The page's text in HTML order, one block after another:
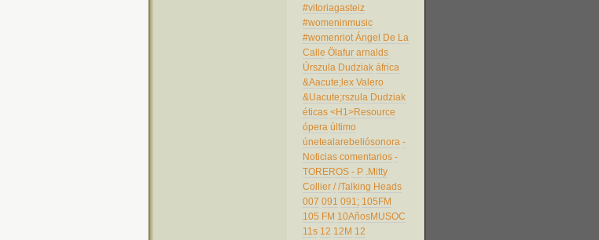
#vitoriagasteiz
#womeninmusic
#womenriot Ángel De La
Calle Ölafur arnalds
Úrszula Dudziak áfrica
&Aacute;lex Valero
&Uacute;rszula Dudziak
éticas <H1>Resource
ópera último
únetealarebeliósonora -
Noticias comentarios -
TOREROS - P .Mitty
Collier / /Talking Heads
007 091 091; 105FM
105 FM 10AñosMUSOC
11s 12 12M 12